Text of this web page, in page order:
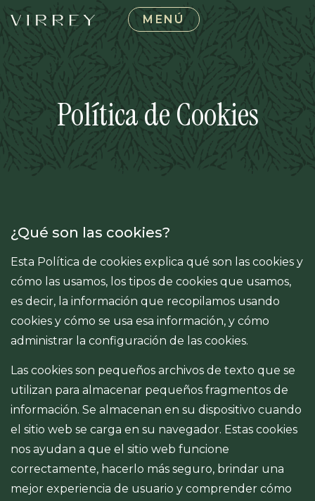
MENÚ
Política de Cookies
¿Qué son las cookies?
Esta Política de cookies explica qué son las cookies y
cómo las usamos, los tipos de cookies que usamos,
es decir, la información que recopilamos usando
cookies y cómo se usa esa información, y cómo
administrar la configuración de las cookies.
Las cookies son pequeños archivos de texto que se
utilizan para almacenar pequeños fragmentos de
información. Se almacenan en su dispositivo cuando
el sitio web se carga en su navegador. Estas cookies
nos ayudan a que el sitio web funcione
correctamente, hacerlo más seguro, brindar una
mejor experiencia de usuario y comprender cómo